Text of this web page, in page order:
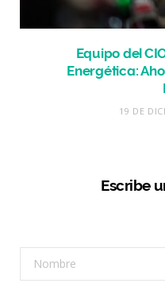
Equipo del
Energética:
19 DE
Escribe